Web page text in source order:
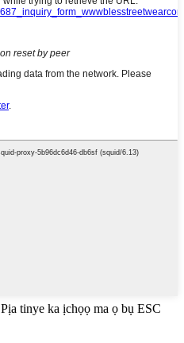
Pịa tinye ka ịchọọ ma ọ bụ ESC